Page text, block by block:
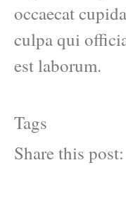
occaecat
culpa qui
est laborum.
Tags
Share this post: